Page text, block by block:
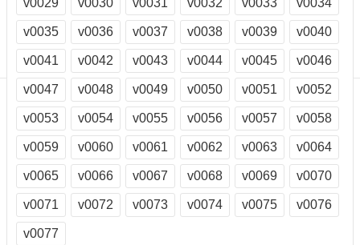
覽
最
新
消
息
關
於
我
們
出
版
刊
v0029 v0030 v0031 v0032 v0033 v0034
v0035 v0036 v0037 v0038 v0039 v0040
v0041 v0042 v0043 v0044 v0045 v0046
v0047 v0048 v0049 v0050 v0051 v0052
v0053 v0054 v0055 v0056 v0057 v0058
v0059 v0060 v0061 v0062 v0063 v0064
v0065 v0066 v0067 v0068 v0069 v0070
v0071 v0072 v0073 v0074 v0075 v0076
v0077